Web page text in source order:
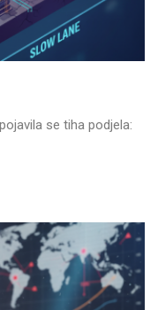
se tiha podjela: